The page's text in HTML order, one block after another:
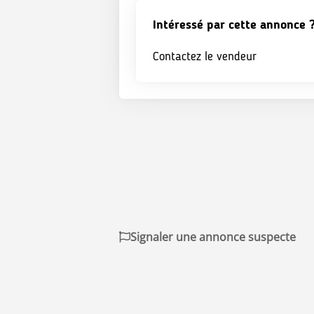
Intéressé par cette annonce
Contactez le vendeur
Signaler une annonce suspecte